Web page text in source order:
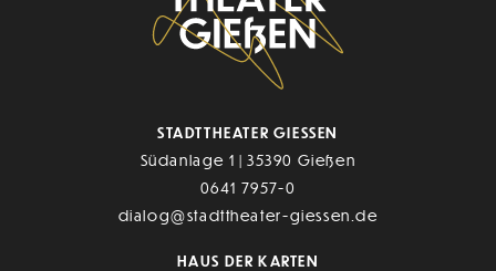
STADTTHEATER GIESSEN
Südanlage 1 | 35390 Gießen
0641 7957-0
dialog@stadttheater-giessen.de
HAUS DER KARTEN